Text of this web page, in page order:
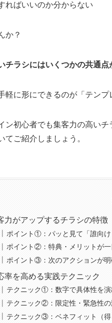
ればいいのか分からない
か？
チラシにはいくつかの共通点
軽に形にできるのが「テンプ
ン初心者でも集客力の高い
てご紹介しましょう。
力がアップするチラシの特徴
ポイント①：パッと見て「誰向
ポイント②：特典・メリットが一
ポイント③：次のアクションが
率を高める実践テクニック
テクニック①：数字で具体性を演
テクニック②：限定性・緊急性の
テクニック③：ベネフィット（